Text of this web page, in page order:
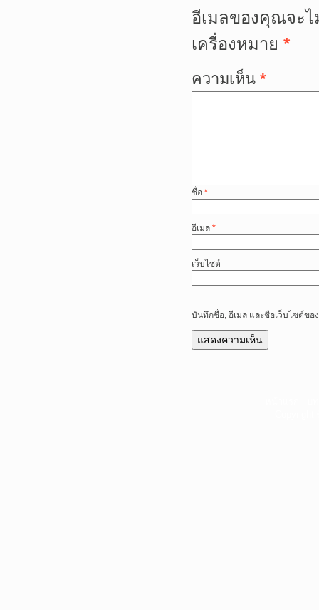
อีเมลของคุณจะ
เครื่องหมาย *
ความเห็น *
ชื่อ *
อีเมล *
เว็บไซต์
บันทึกชื่อ, อีเมล และชื่อเว็บไซต์ขอ